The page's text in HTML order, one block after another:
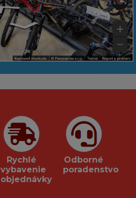
Rychlé
vybavenie
objednávky
Odborné
poradenstvo